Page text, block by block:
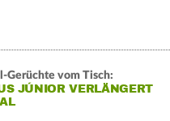
Gerüchte vom Tisch:
JÚNIOR VERLÄNGERT